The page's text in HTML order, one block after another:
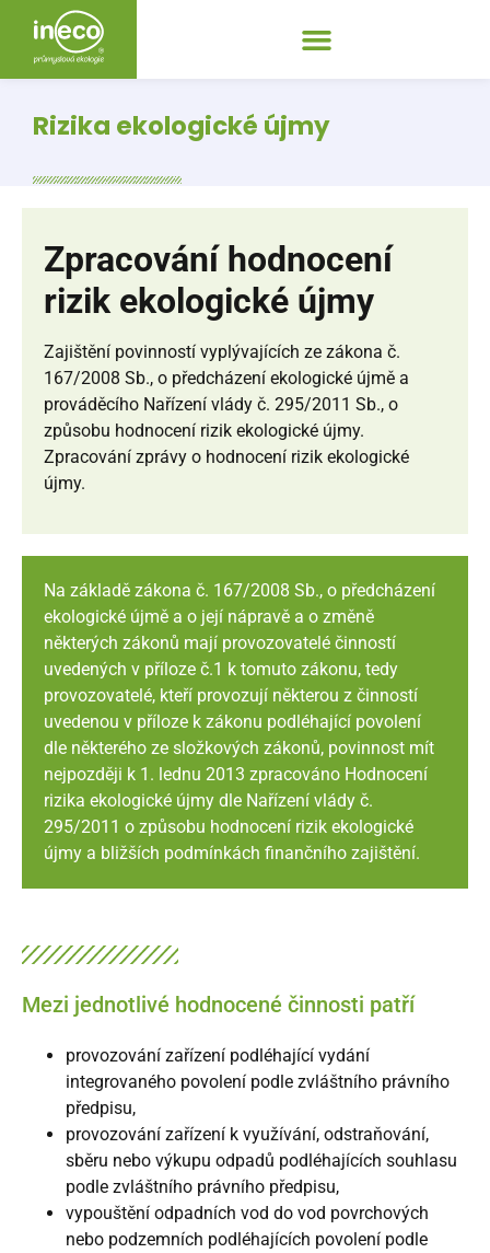
Rizika ekologické újmy
Zpracování hodnocení
rizik ekologické újmy
Zajištění povinností vyplývajících ze zákona č.
167/2008 Sb., o předcházení ekologické újmě a
prováděcího Nařízení vlády č. 295/2011 Sb., o
způsobu hodnocení rizik ekologické újmy.
Zpracování zprávy o hodnocení rizik ekologické
újmy.
Na základě zákona č. 167/2008 Sb., o předcházení
ekologické újmě a o její nápravě a o změně
některých zákonů mají provozovatelé činností
uvedených v příloze č.1 k tomuto zákonu, tedy
provozovatelé, kteří provozují některou z činností
uvedenou v příloze k zákonu podléhající povolení
dle některého ze složkových zákonů, povinnost mít
nejpozději k 1. lednu 2013 zpracováno Hodnocení
rizika ekologické újmy dle Nařízení vlády č.
295/2011 o způsobu hodnocení rizik ekologické
újmy a bližších podmínkách finančního zajištění.
Mezi jednotlivé hodnocené činnosti patří
provozování zařízení podléhající vydání
integrovaného povolení podle zvláštního právního
předpisu,
provozování zařízení k využívání, odstraňování,
sběru nebo výkupu odpadů podléhajících souhlasu
podle zvláštního právního předpisu,
vypouštění odpadních vod do vod povrchových
nebo podzemních podléhajících povolení podle